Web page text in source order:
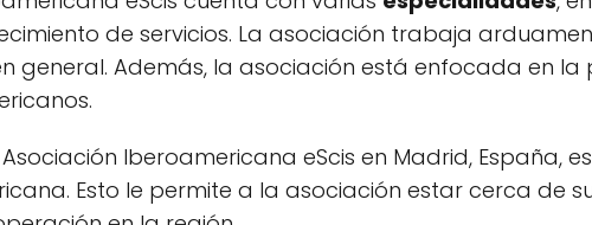
de servicios. La asociación trabaja
general. Además, la asociación está enfocada en
Iberoamericana eScis en Madrid, España,
Esto le permite a la asociación estar cerca de